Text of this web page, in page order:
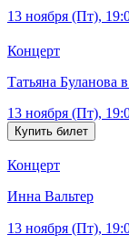
13 ноября (Пт),
Концерт
Татьяна Буланова
13 ноября (Пт),
Концерт
Инна Вальтер
13 ноября (Пт),